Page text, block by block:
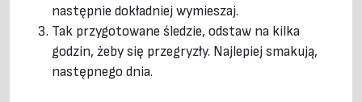
następnie dokładniej wymieszaj.
Tak przygotowane śledzie, odstaw na kilka
godzin, żeby się przegryzły. Najlepiej smakują,
następnego dnia.